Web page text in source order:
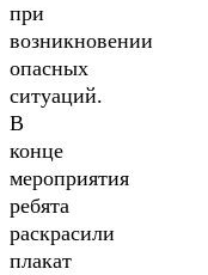
при
возникновении
опасных
ситуаций.
В
конце
мероприятия
ребята
раскрасили
плакат